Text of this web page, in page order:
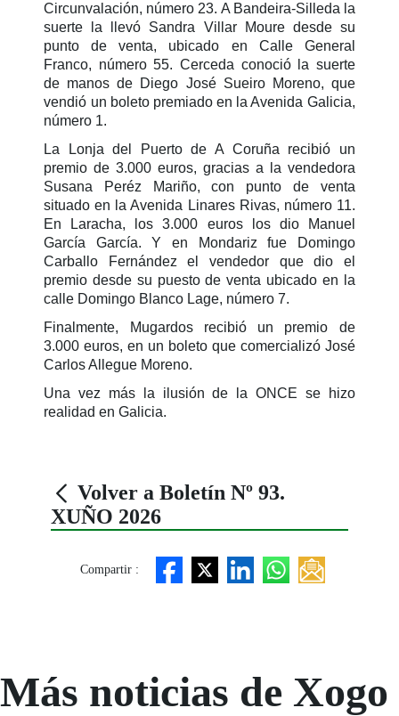
Circunvalación, número 23. A Bandeira-Silleda la
suerte la llevó Sandra Villar Moure desde su
punto de venta, ubicado en Calle General
Franco, número 55. Cerceda conoció la suerte
de manos de Diego José Sueiro Moreno, que
vendió un boleto premiado en la Avenida Galicia,
número 1.
La Lonja del Puerto de A Coruña recibió un
premio de 3.000 euros, gracias a la vendedora
Susana Peréz Mariño, con punto de venta
situado en la Avenida Linares Rivas, número 11.
En Laracha, los 3.000 euros los dio Manuel
García García. Y en Mondariz fue Domingo
Carballo Fernández el vendedor que dio el
premio desde su puesto de venta ubicado en la
calle Domingo Blanco Lage, número 7.
Finalmente, Mugardos recibió un premio de
3.000 euros, en un boleto que comercializó José
Carlos Allegue Moreno.
Una vez más la ilusión de la ONCE se hizo
realidad en Galicia.
Volver a Boletín Nº 93.
XUÑO 2026
Compartir :
Más noticias de Xogo